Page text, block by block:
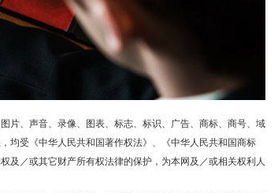
、声音、录像、图表、标志、标识、广告、商标、商号、域
均受《中华人民共和国著作权法》、《中华人民共和国商标
及／或其它财产所有权法律的保护，为本网及／或相关权利人